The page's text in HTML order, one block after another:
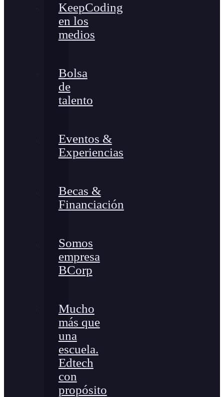
KeepCoding
en los
medios
Bolsa
de
talento
Eventos &
Experiencias
Becas &
Financiación
Somos
empresa
BCorp
Mucho
más que
una
escuela.
Edtech
con
propósito